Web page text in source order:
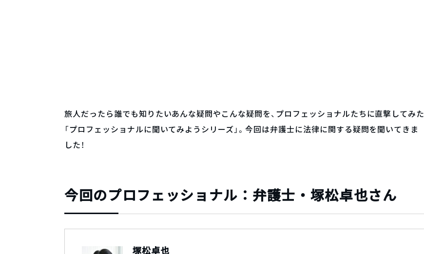
旅人だったら誰でも知りたいあんな疑問やこんな疑問を、プロフェッショナルたちに直撃してみた
「プロフェッショナルに聞いてみようシリーズ」。今回は弁護士に法律に関する疑問を聞いてきま
した！
今回のプロフェッショナル：弁護士・塚松卓也さん
塚松卓也